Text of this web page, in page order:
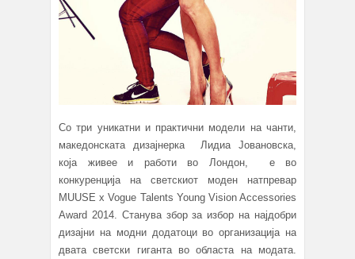
Со три уникатни и практични модели на чанти,
македонската дизајнерка Лидиа Јовановска,
која живее и работи во Лондон, е во
конкуренција на светскиот моден натпревар
MUUSE x Vogue Talents Young Vision Accessories
Award 2014. Станува збор за избор на најдобри
дизајни на модни додатоци во организација на
двата светски гиганта во областа на модата.